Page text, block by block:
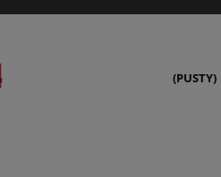
(PUSTY)